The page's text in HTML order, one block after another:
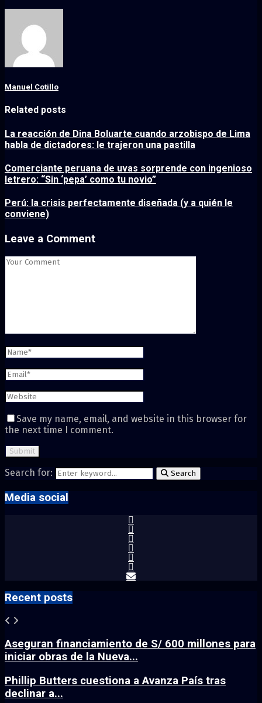
Manuel Cotillo
Related posts
La reacción de Dina Boluarte cuando arzobispo de Lima
habla de dictadores: le trajeron una pastilla
Comerciante peruana de uvas sorprende con ingenioso
letrero: “Sin ‘pepa’ como tu novio”
Perú: la crisis perfectamente diseñada (y a quién le
conviene)
Leave a Comment
Save my name, email, and website in this browser for
the next time I comment.
Search for: Search
Media social
Recent posts
Aseguran financiamiento de S/ 600 millones para
iniciar obras de la Nueva...
Phillip Butters cuestiona a Avanza País tras
declinar a...